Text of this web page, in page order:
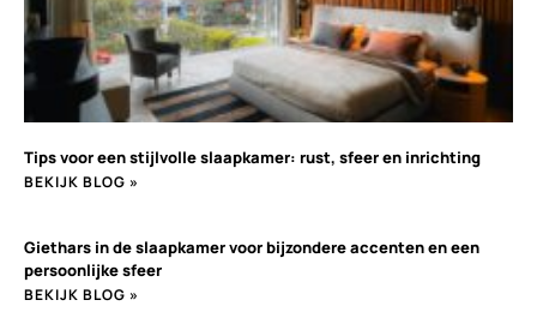
Tips voor een stijlvolle slaapkamer: rust, sfeer en inrichting
BEKIJK BLOG »
Giethars in de slaapkamer voor bijzondere accenten en een
persoonlijke sfeer
BEKIJK BLOG »